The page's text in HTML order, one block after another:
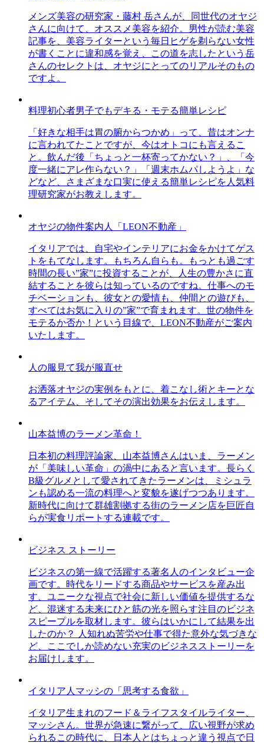
メンズ美容の研究家・藤村 岳さんが、同世代のオヤジ
さんに向けて、オススメ美容を紹介。男性が読む美容
記事を、美容ライターという毎日ヒゲを剃らない女性
が書くことに違和感を覚え、この道を志したという岳
さんのセレクトは、オヤジにとってのリアルそのもの
ですよ。
料理初心者男子でもデキる・モテる簡単レシピ
「好きな相手は胃の腑からつかめ」って、昔はオンナ
に言われてたことですが、今はオトコにも言えるこ
と。飲んだ後「ちょっと一杯寄ってかない？」、「今
度一緒にアレ作らない？」「週末ホムパしようよ」な
どなど、さまざまな口実に使える簡単レシピを人気料
理研究家がお教えします。
オヤジの物件案内人「LEON不動産」
イタリアでは、自宅やインテリアにお金をかけてゲス
トをもてなします。もちろん自らも。もっとも過ごす
時間の長い”家”に投資することが、人生の豊かさに直
結することを彼らは知っているのですね。仕事へのモ
チベーションも、彼女との愛情も、仲間との遊びも、
すべてはお気に入りの”家”で育まれます。世の物件を
モテるか否か！という目線で、LEON不動産がご案内
いたします。
人の服見て我が服直せ
お洒落オヤジの実例をもとに、着こなし術とキーとな
るアイテム、そしてその演出効果をお伝えします。
山本益博のラーメン革命！
日本初の料理評論家、山本益博さんはいま、ラーメン
が「美味しい革命」の渦中にあると言います。長らく
B級グルメとして愛されてきたラーメンは、ミシュラ
ンも認める一流の料理へと変貌を遂げつつあります。
新時代に向けて群雄割拠する街のラーメン店を巨匠自
らが実食リポートする連載です。
ビジネス ストーリー
ビジネスの第一線で活躍する著名人のインタビュー企
画です。時代をリードする商品やサービスを産み出
す、ユニークな視点で社会に新しい価値を提供するな
ど、混迷する未来にひと筋の光を照らす注目のビジネ
スピープルを取材します。彼らはいかにして結果を出
したのか？ 人知れぬ苦労や仕事で得た意外な気づきな
ど、ここでしか読めない充実のビジネスストーリーを
お届けします。
イタリア人マッシの「思考する食欲」
イタリア生まれのフード＆ライフスタイルライター、
マッシさん。世界が急速に繋がって、広い視野が求め
られるこの時代に、日本人とはちょっと違う視点で日